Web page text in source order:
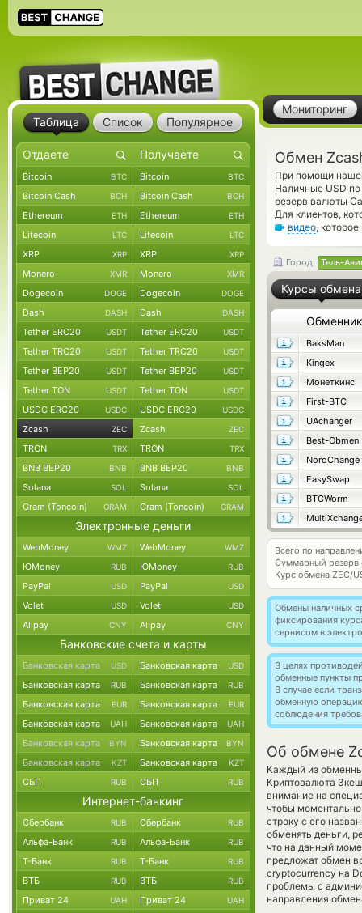
Мониторинг
Обмен
При помощи
Наличные USD
резерв валюты
Для клиентов,
видео,
Город: Тель-
Курсы обмена
Обменник
BaksMan
Kingex
Монеткинс
First-BTC
UAchanger
Best-Obmen
NordChange
EasySwap
BTCWorm
Всего по
Суммарный резерв
Курс обмена ZEC/
Обмены наличных
фиксирования
сервисом в
В целях
обменные пункты
В случае если
обменную
соблюдения
Об обмене
Каждый из
Криптовалюта
внимание на
чтобы
строку с его
обменять деньги,
что на данный
предложат обмен
cryptocurrency на
проблемы с
направления
Таблица Список Популярное
Bitcoin BTC Bitcoin BTC
Bitcoin Cash BCH Bitcoin Cash BCH
Ethereum ETH Ethereum ETH
Litecoin LTC Litecoin LTC
XRP XRP XRP XRP
Monero XMR Monero XMR
Dogecoin DOGE Dogecoin DOGE
Dash DASH Dash DASH
Tether ERC20 USDT Tether ERC20 USDT
Tether TRC20 USDT Tether TRC20 USDT
Tether BEP20 USDT Tether BEP20 USDT
Tether TON USDT Tether TON USDT
USDC ERC20 USDC USDC ERC20 USDC
Zcash ZEC Zcash ZEC
TRON TRX TRON TRX
BNB BEP20 BNB BNB BEP20 BNB
Solana SOL Solana SOL
Gram (Toncoin) GRAM Gram (Toncoin) GRAM
Электронные деньги
WebMoney WMZ WebMoney WMZ
ЮMoney RUB ЮMoney RUB
PayPal USD PayPal USD
Volet USD Volet USD
Alipay CNY Alipay CNY
Банковские счета и карты
Банковская карта USD Банковская карта USD
Банковская карта RUB Банковская карта RUB
Банковская карта EUR Банковская карта EUR
Банковская карта UAH Банковская карта UAH
Банковская карта BYN Банковская карта BYN
Банковская карта KZT Банковская карта KZT
СБП RUB СБП RUB
Интернет-банкинг
Сбербанк RUB Сбербанк RUB
Альфа-Банк RUB Альфа-Банк RUB
Т-Банк RUB Т-Банк RUB
ВТБ RUB ВТБ RUB
Приват 24 UAH Приват 24 UAH